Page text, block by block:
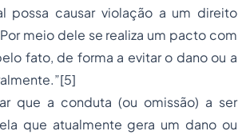
possa causar violação a um direito
meio dele se realiza um pacto com
fato, de forma a evitar o dano ou a
[5]
que a conduta (ou omissão) a ser
que atualmente gera um dano ou